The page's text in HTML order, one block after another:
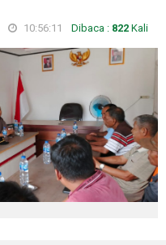
10:56:11 Dibaca : 822 Kali